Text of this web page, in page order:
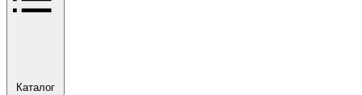
Каталог